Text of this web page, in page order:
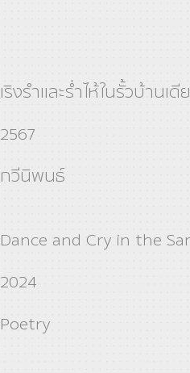
เริงรำเเละร่ำไห้ในรั้วบ้านเ
2567
กวีนิพนธ์
Dance and Cry in the
2024
Poetry